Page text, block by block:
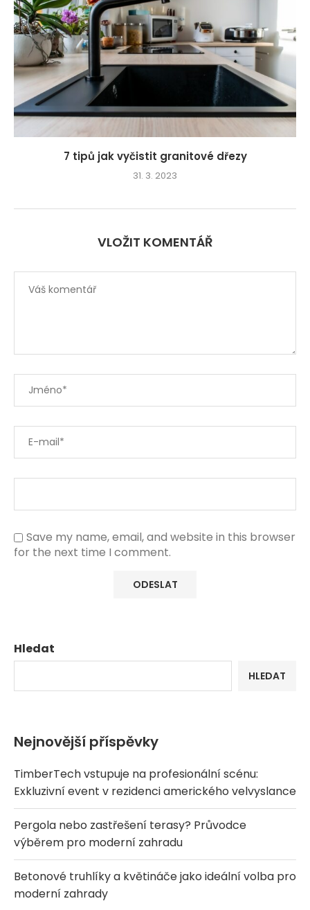
7 tipů jak vyčistit granitové dřezy
31. 3. 2023
VLOŽIT KOMENTÁŘ
Save my name, email, and website in this browser
for the next time I comment.
Hledat
HLEDAT
Nejnovější příspěvky
TimberTech vstupuje na profesionální scénu:
Exkluzivní event v rezidenci amerického velvyslance
Pergola nebo zastřešení terasy? Průvodce
výběrem pro moderní zahradu
Betonové truhlíky a květináče jako ideální volba pro
moderní zahrady